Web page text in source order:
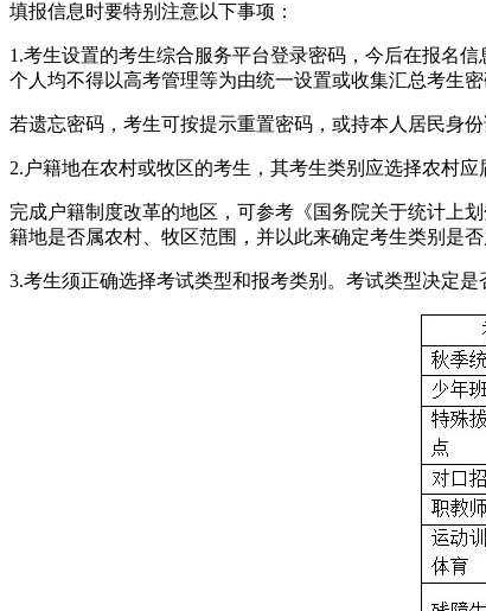
填报信息时要特别注意以下事项：
1.考生设置的考生综合服务平台登录密码，今后在报名
个人均不得以高考管理等为由统一设置或收集汇总考生
若遗忘密码，考生可按提示重置密码，或持本人居民身
2.户籍地在农村或牧区的考生，其考生类别应选择农村
完成户籍制度改革的地区，可参考《国务院关于统计上
籍地是否属农村、牧区范围，并以此来确定考生类别是否
3.考生须正确选择考试类型和报考类别。考试类型决定是